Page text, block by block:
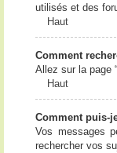
utilisés et des
Haut
Comment
Allez sur la page
Haut
Comment puis-
Vos messages
rechercher vos